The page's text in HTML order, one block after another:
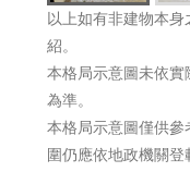
以上如有非建物本
紹。
本格局示意圖未依
為準。
本格局示意圖僅供
圍仍應依地政機關登